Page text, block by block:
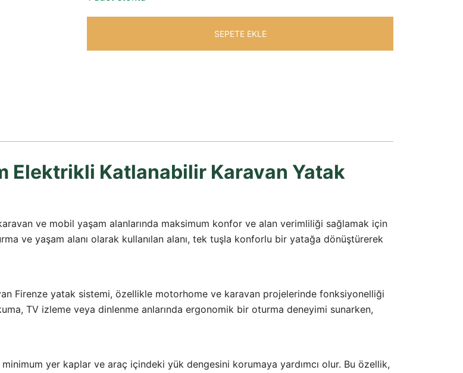
SEPETE EKLE
Elektrikli Katlanabilir Karavan Yatak
ve mobil yaşam alanlarında maksimum konfor ve alan verimliliği sağlamak için
ve yaşam alanı olarak kullanılan alanı, tek tuşla konforlu bir yatağa dönüştürerek
Firenze yatak sistemi, özellikle motorhome ve karavan projelerinde fonksiyonelliği
TV izleme veya dinlenme anlarında ergonomik bir oturma deneyimi sunarken,
minimum yer kaplar ve araç içindeki yük dengesini korumaya yardımcı olur. Bu özellik,